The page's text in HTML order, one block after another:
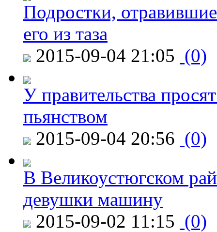
Подростки,
его из таза
2015-09-04 21:05 (0)
У правительства
пьянством
2015-09-04 20:56 (0)
В Великоустюгском
девушки машину
2015-09-02 11:15 (0)